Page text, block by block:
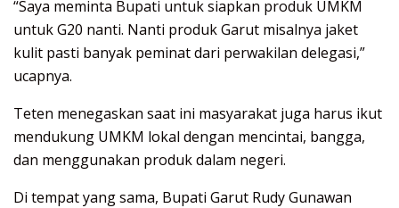
“Saya meminta Bupati untuk siapkan produk UMKM
untuk G20 nanti. Nanti produk Garut misalnya jaket
kulit pasti banyak peminat dari perwakilan delegasi,”
ucapnya.
Teten menegaskan saat ini masyarakat juga harus ikut
mendukung UMKM lokal dengan mencintai, bangga,
dan menggunakan produk dalam negeri.
Di tempat yang sama, Bupati Garut Rudy Gunawan